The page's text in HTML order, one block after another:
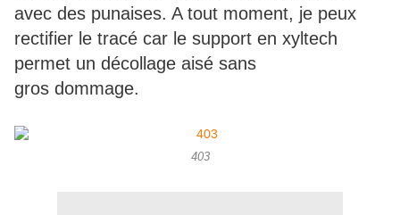
avec des punaises. A tout moment, je peux
rectifier le tracé car le support en xyltech
permet un décollage aisé sans
gros dommage.
403